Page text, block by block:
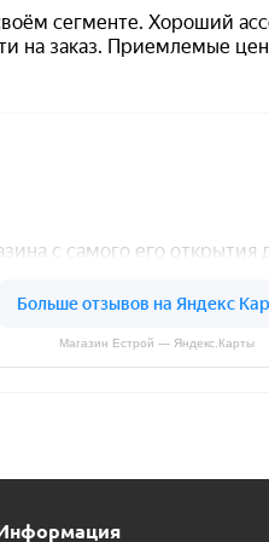
Магазин Естрой — Яндекс.Карты